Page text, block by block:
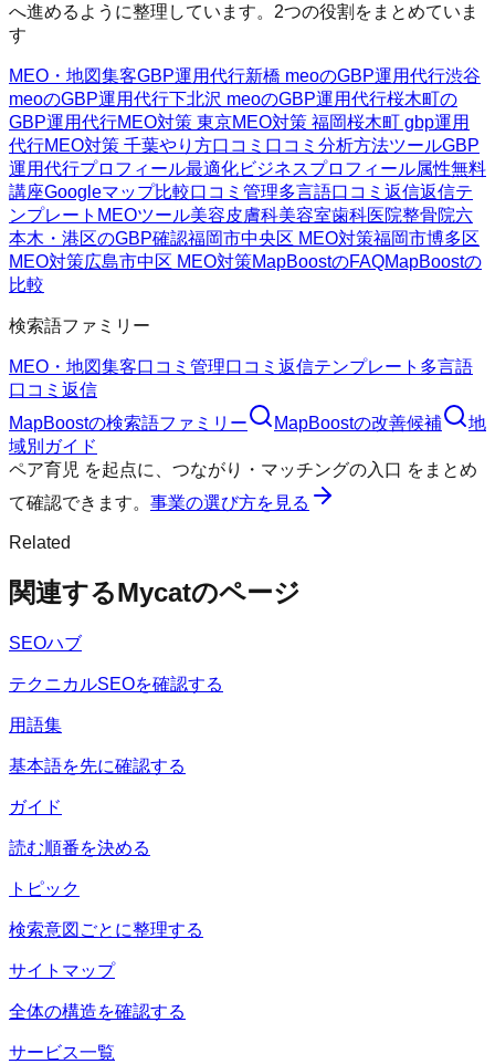
へ進めるように整理しています。2つの役割をまとめていま
す
MEO・地図集客GBP運用代行新橋 meoのGBP運用代行渋谷
meoのGBP運用代行 下北沢 meoのGBP運用代行桜木町の
GBP運用代行MEO対策 東京MEO対策 福岡桜木町 gbp運用
代行MEO対策 千葉やり方口コミ 口コミ分析方法ツールGBP
運用代行プロフィール最適化ビジネスプロフィール属性無料
講座Googleマップ比較 口コミ管理多言語口コミ返信返信テ
ンプレート MEOツール美容皮膚科美容室歯科医院整骨院六
本木・港区のGBP確認福岡市中央区 MEO対策福岡市博多区
MEO対策広島市中区 MEO対策MapBoostのFAQMapBoostの
比較
検索語ファミリー
MEO・地図集客 口コミ管理 口コミ返信テンプレート 多言語
口コミ返信
MapBoostの検索語ファミリー MapBoostの改善候補
地
域別ガイド
ペア育児 を起点に、 つながり・マッチングの入口 をまとめ
て確認できます。 事業の選び方を見る
Related
関連するMycatのページ
SEOハブ
テクニカルSEOを確認する
用語集
基本語を先に確認する
ガイド
読む順番を決める
トピック
検索意図ごとに整理する
サイトマップ
全体の構造を確認する
サービス一覧